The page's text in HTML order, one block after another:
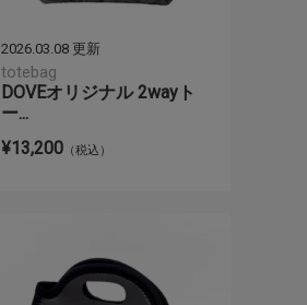
2026.03.08 更新
totebag
DOVEオリジナル 2wayト
ー...
¥13,200 （税込）